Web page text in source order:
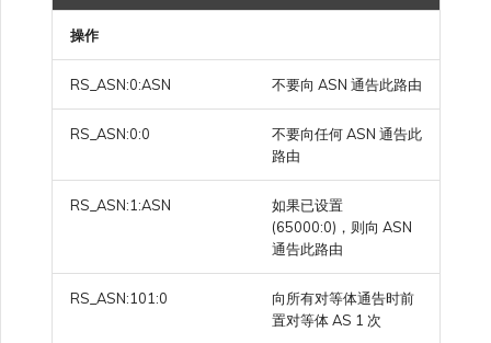
操作
RS_ASN:0:ASN 不要向 ASN 通告此路由
RS_ASN:0:0
不要向任何 ASN 通告此
路由
RS_ASN:1:ASN
如果已设置
(65000:0)，则向 ASN
通告此路由
RS_ASN:101:0
向所有对等体通告时前
置对等体 AS 1 次